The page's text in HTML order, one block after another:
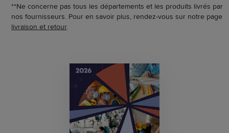
**Ne concerne pas tous les départements et les produits livrés par
nos fournisseurs. Pour en savoir plus, rendez-vous sur notre page
livraison et retour.